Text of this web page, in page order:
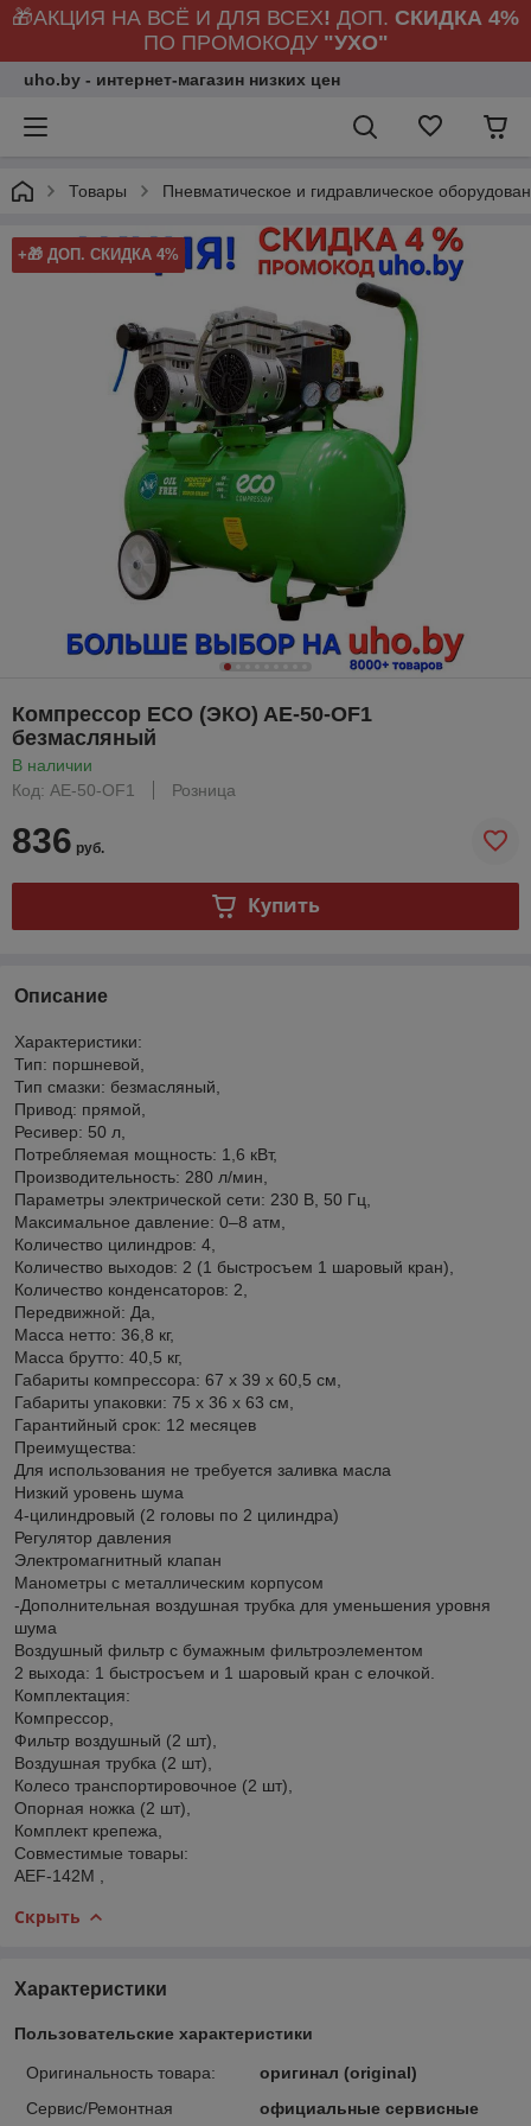
🎁АКЦИЯ НА ВСЁ И ДЛЯ ВСЕХ! ДОП. СКИДКА 4%
ПО ПРОМОКОДУ "УХО"
uho.by - интернет-магазин низких цен
Товары Пневматическое и гидравлическое
+🎁 ДОП. СКИДКА 4%
Компрессор ECO (ЭКО) AE-50-OF1
безмасляный
В наличии
Код: AE-50-OF1
Розница
836 руб.
Купить
Описание
Характеристики:
Тип: поршневой,
Тип смазки: безмасляный,
Привод: прямой,
Ресивер: 50 л,
Потребляемая мощность: 1,6 кВт,
Производительность: 280 л/мин,
Параметры электрической сети: 230 В, 50 Гц,
Максимальное давление: 0–8 атм,
Количество цилиндров: 4,
Количество выxодов: 2 (1 быстросъем 1 шаровый кран),
Количество конденсаторов: 2,
Передвижной: Да,
Масса нетто: 36,8 кг,
Масса брутто: 40,5 кг,
Габариты компрессора: 67 x 39 x 60,5 см,
Габариты упаковки: 75 x 36 x 63 см,
Гарантийный срок: 12 месяцев
Преимущества:
Для использования не требуется заливка масла
Низкий уровень шума
4-цилиндровый (2 головы по 2 цилиндра)
Регулятор давления
Электромагнитный клапан
Манометры с металлическим корпусом
-Дополнительная воздушная трубка для уменьшения уровня
шума
Воздушный фильтр с бумажным фильтроэлементом
2 выхода: 1 быстросъем и 1 шаровый кран с елочкой.
Комплектация:
Компрессор,
Фильтр воздушный (2 шт),
Воздушная трубка (2 шт),
Колесо транспортировочное (2 шт),
Опорная ножка (2 шт),
Комплект крепежа,
Совместимые товары:
AEF-142M ,
Скрыть
Характеристики
Пользовательские характеристики
Оригинальность товара:
оригинал (original)
Сервис/Ремонтная
официальные сервисные